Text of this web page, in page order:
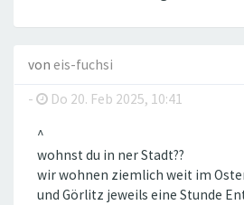
von eis-fuchsi
-
Do 20. Feb 2025, 10:41
^
wohnst du in ner Stadt??
wir wohnen ziemlich weit im
und Görlitz jeweils eine Stunde